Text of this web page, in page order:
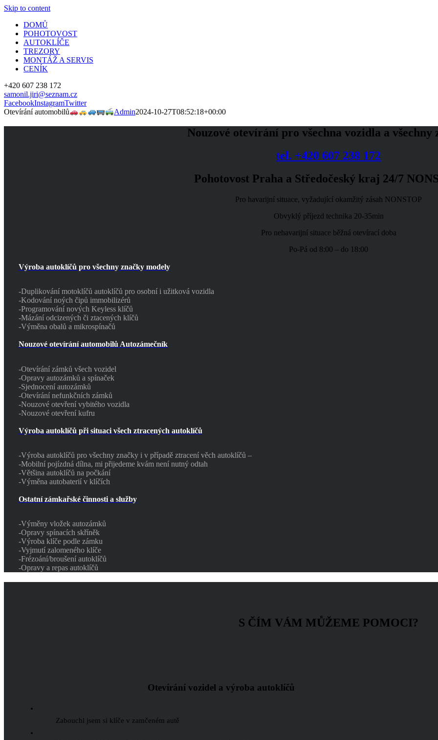
Skip to content
DOMŮ
POHOTOVOST
AUTOKLÍČE
TREZORY
MONTÁŽ A SERVIS
CENÍK
+420 607 238 172
samonil.jiri@seznam.cz
FacebookInstagramTwitter
Otevírání automobilů
Admin2024-10-27T08:52:18+00:00
Nouzové otevírání pro všechna vozidla a všechny
tel. +420 607 238 172
Pohotovost Praha a Středočeský kraj 24/7
Pro havarijní situace, vyžadující okamžitý zásah NONSTOP
Obvyklý příjezd technika 20-35min
Pro nehavarijní situace běžná otevírací doba
Po-Pá od 8:00 – do 18:00
Výroba autoklíčů pro všechny značky modely
-Duplikování motoklíčů autoklíčů pro osobní i užitková vozidla
-Kodování noých čipů immobilizérů
-Programování nových Keyless klíčů
-Mázání odcizených či ztacených klíčů
-Výměna obalů a mikrospínačů
Nouzové otevírání automobilů Autozámečník
-Otevírání zámků všech vozidel
-Opravy autozámků a spínaček
-Sjednocení autozámků
-Otevírání nefunkčních zámků
-Nouzové otevření vybitého vozidla
-Nouzové otevření kufru
Výroba autoklíčů při situaci všech ztracených autoklíčů
-Výroba autoklíčů pro všechny značky i v případě ztracení věch autoklíčů –
-Mobilní pojízdná dílna, mi přijedeme kvám není nutný odtah
-Většina autoklíčů na počkání
-Výměna autobaterií v klíčích
Ostatní zámkařské činnosti a služby
-Výměny vložek autozámků
-Opravy spínacích skříněk
-Výroba klíče podle zámku
-Vyjmutí zalomeného klíče
-Frézoání/broušení autoklíčů
-Opravy a repas autoklíčů
S ČÍM VÁM MŮŽEME POMOCI?
Otevírání vozidel a výroba autoklíčů
Zabouchl jsem si klíče v zamčeném autě